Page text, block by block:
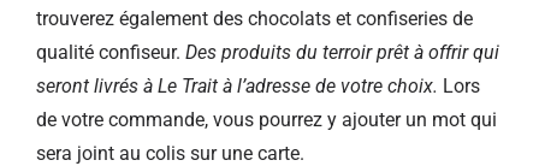
trouverez également des chocolats et confiseries de
qualité confiseur. Des produits du terroir prêt à offrir qui
seront livrés à Le Trait à l’adresse de votre choix. Lors
de votre commande, vous pourrez y ajouter un mot qui
sera joint au colis sur une carte.